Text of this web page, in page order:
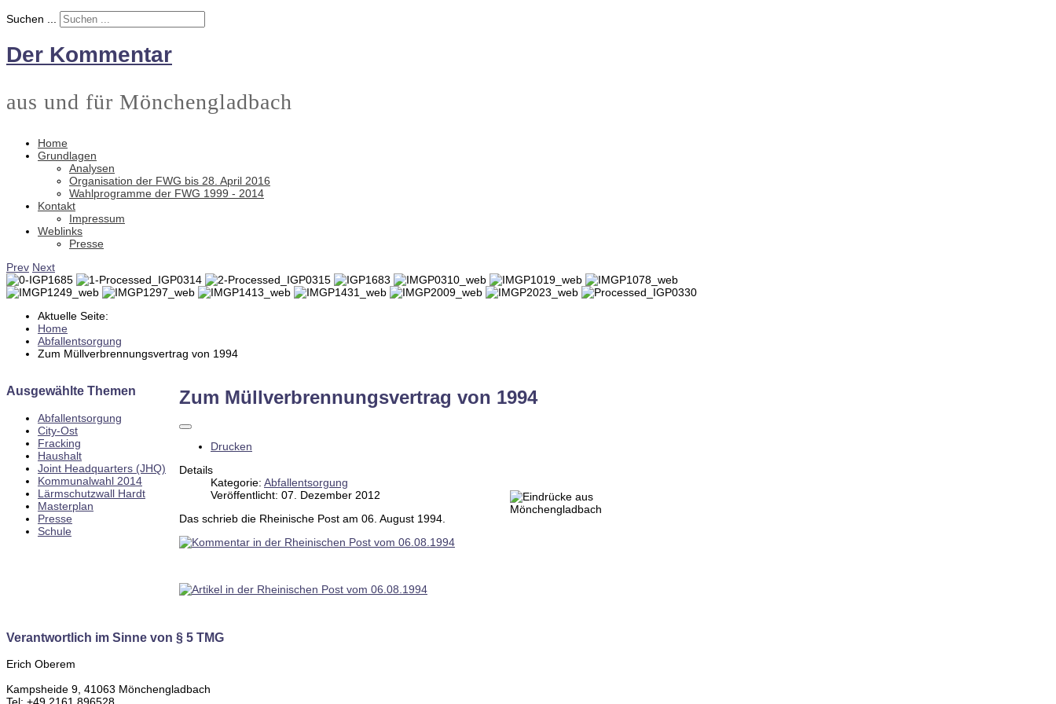
Suchen ...
Der Kommentar
aus und für Mönchengladbach
Home
Grundlagen
Analysen
Organisation der FWG bis 28. April 2016
Wahlprogramme der FWG 1999 - 2014
Kontakt
Impressum
Weblinks
Presse
Prev Next
Aktuelle Seite:
Home
Abfallentsorgung
Zum Müllverbrennungsvertrag von 1994
Ausgewählte Themen
Abfallentsorgung
City-Ost
Fracking
Haushalt
Joint Headquarters (JHQ)
Kommunalwahl 2014
Lärmschutzwall Hardt
Masterplan
Presse
Schule
Zum Müllverbrennungsvertrag von 1994
Drucken
Details
Kategorie: Abfallentsorgung
Veröffentlicht: 07. Dezember 2012
Das schrieb die Rheinische Post am 06. August 1994.
Verantwortlich im Sinne von § 5 TMG
Erich Oberem
Kampsheide 9, 41063 Mönchengladbach